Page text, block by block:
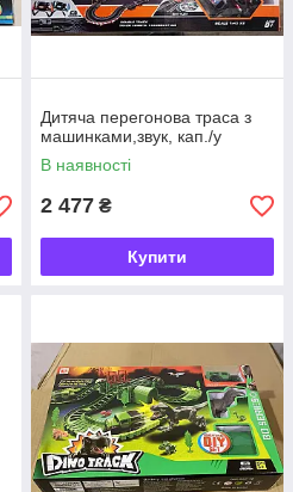
Дитяча перегонова траса з
машинками,звук, кап./у
В наявності
2 477 ₴
Купити